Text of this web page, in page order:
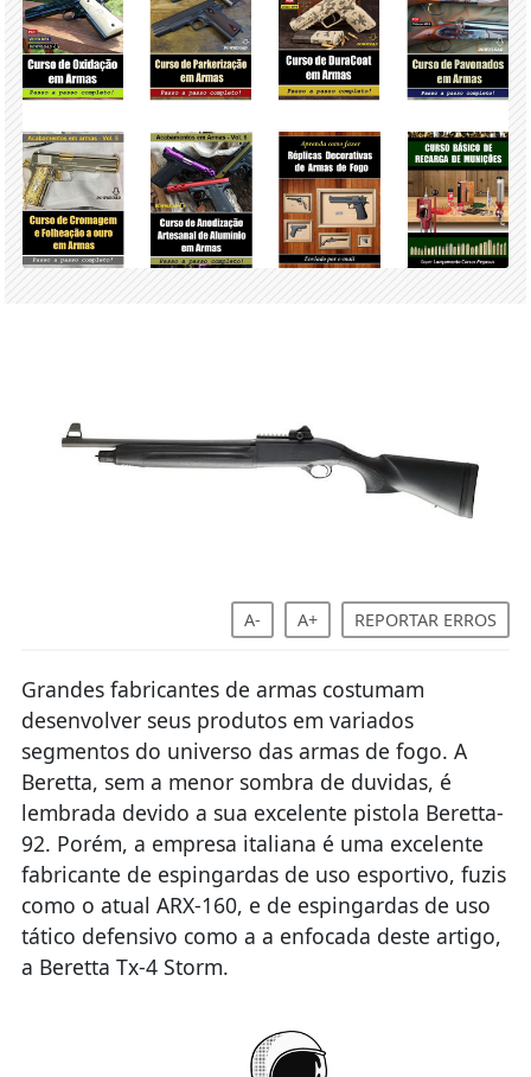
A- A+ REPORTAR ERROS
Grandes fabricantes de armas costumam
desenvolver seus produtos em variados
segmentos do universo das armas de fogo. A
Beretta, sem a menor sombra de duvidas, é
lembrada devido a sua excelente pistola Beretta-
92. Porém, a empresa italiana é uma excelente
fabricante de espingardas de uso esportivo, fuzis
como o atual ARX-160, e de espingardas de uso
tático defensivo como a a enfocada deste artigo,
a Beretta Tx-4 Storm.